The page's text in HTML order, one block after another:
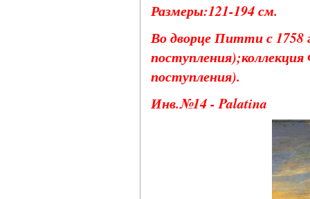
Размеры:121-194 см.
Во дворце Питти с 1758
поступления).
Инв.№14 - Palatina